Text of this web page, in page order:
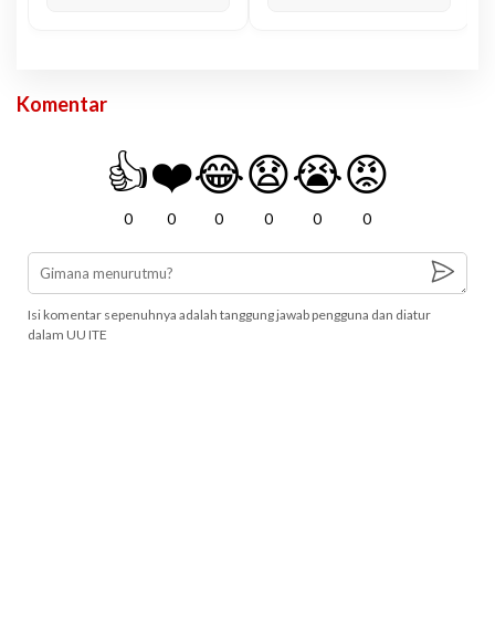
Komentar
👍
0
❤️
0
😂
0
😧
0
😭
0
😡
0
Isi komentar sepenuhnya adalah tanggung jawab pengguna dan diatur
dalam UU ITE